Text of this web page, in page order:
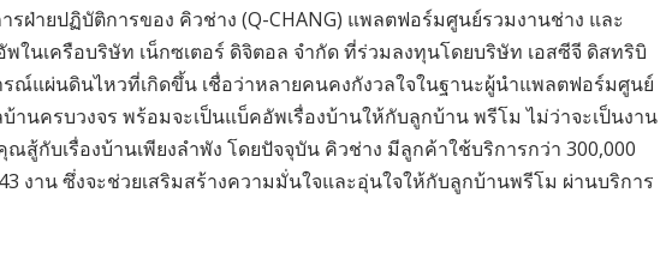
ฝ่ายปฏิบัติการของ คิวช่าง (Q-CHANG) แพลตฟอร์มศูนย์รวมงานช่าง และ
ในเครือบริษัท เน็กซเตอร์ ดิจิตอล จำกัด ที่ร่วมลงทุนโดยบริษัท เอสซีจี ดิสทริบิ
ณ์แผ่นดินไหวที่เกิดขึ้น เชื่อว่าหลายคนคงกังวลใจในฐานะผู้นำแพลตฟอร์มศูนย์
นครบวงจร พร้อมจะเป็นแบ็คอัพเรื่องบ้านให้กับลูกบ้าน พรีโม ไม่ว่าจะเป็นงาน
สู้กับเรื่องบ้านเพียงลำพัง โดยปัจจุบัน คิวช่าง มีลูกค้าใช้บริการกว่า 300,000
งาน ซึ่งจะช่วยเสริมสร้างความมั่นใจและอุ่นใจให้กับลูกบ้านพรีโม ผ่านบริการ